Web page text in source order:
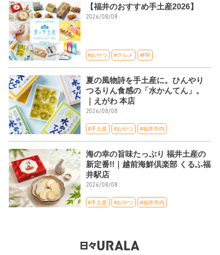
【福井のおすすめ手土産2026】
2026/08/08
#おやつ #グルメ #PR
夏の風物詩を手土産に。ひんやり
つるりん食感の「水かんてん」。
｜えがわ 本店
2026/08/08
#手土産 #おやつ #福井市内
海の幸の旨味たっぷり 福井土産の
新定番!!｜越前海鮮倶楽部 くるふ福
井駅店
2026/08/08
#手土産 #おやつ #福井市内